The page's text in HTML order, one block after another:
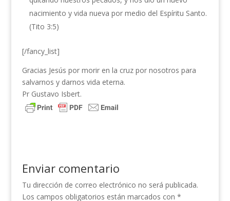
nacimiento y vida nueva por medio del Espíritu Santo.
(Tito 3:5)
[/fancy_list]
Gracias Jesús por morir en la cruz por nosotros para
salvarnos y darnos vida eterna.
Pr Gustavo Isbert.
Enviar comentario
Tu dirección de correo electrónico no será publicada.
Los campos obligatorios están marcados con *